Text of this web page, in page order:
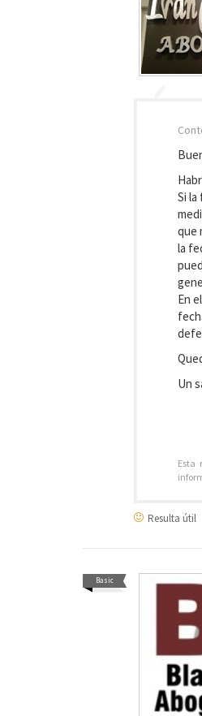
Si
que
la
En
Un
Esta
Resulta útil
Basic